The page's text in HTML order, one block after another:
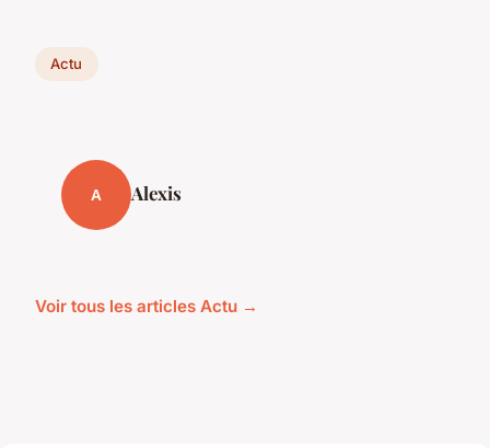
Actu
A Alexis
Voir tous les articles Actu →